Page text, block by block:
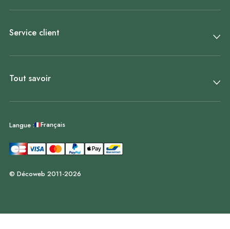
Service client
Tout savoir
Langue : Français
© Décoweb 2011-2026